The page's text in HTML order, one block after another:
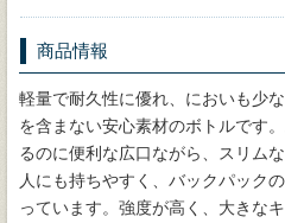
商品情報
軽量で耐久性に優れ、においも少
を含まない安心素材のボトルです
るのに便利な広口ながら、スリム
人にも持ちやすく、バックパック
っています。強度が高く、大きな